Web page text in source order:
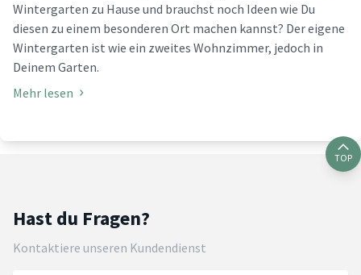
Wintergarten zu Hause und brauchst noch Ideen wie Du
diesen zu einem besonderen Ort machen kannst? Der eigene
Wintergarten ist wie ein zweites Wohnzimmer, jedoch in
Deinem Garten.
Mehr lesen
TOP
Hast du Fragen?
Kontaktiere unseren Kundendienst